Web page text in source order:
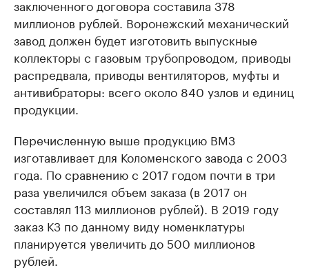
заключенного договора составила 378
миллионов рублей. Воронежский механический
завод должен будет изготовить выпускные
коллекторы с газовым трубопроводом, приводы
распредвала, приводы вентиляторов, муфты и
антивибраторы: всего около 840 узлов и единиц
продукции.
Перечисленную выше продукцию ВМЗ
изготавливает для Коломенского завода с 2003
года. По сравнению с 2017 годом почти в три
раза увеличился объем заказа (в 2017 он
составлял 113 миллионов рублей). В 2019 году
заказ КЗ по данному виду номенклатуры
планируется увеличить до 500 миллионов
рублей.